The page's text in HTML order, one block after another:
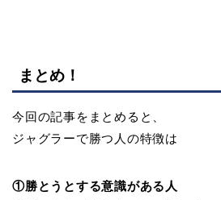
まとめ！
今回の記事をまとめると、
ジャグラーで勝つ人の特徴は
①勝とうとする意識がある人